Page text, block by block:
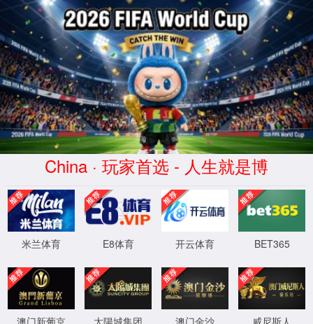
MKsports-科莫足球俱乐部
您访问的页面不存在或链接断开。请尝试以下操作：
>检查网址是否正确
>尝试直接从主页